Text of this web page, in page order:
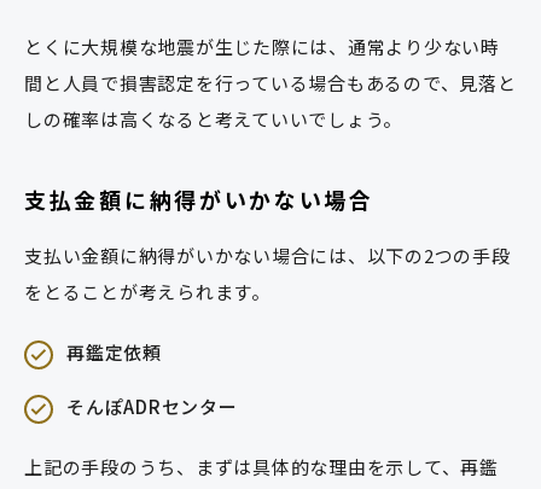
とくに大規模な地震が生じた際には、通常より少ない時
間と人員で損害認定を行っている場合もあるので、見落と
しの確率は高くなると考えていいでしょう。
支払金額に納得がいかない場合
支払い金額に納得がいかない場合には、以下の2つの手段
をとることが考えられます。
再鑑定依頼
そんぽADRセンター
上記の手段のうち、まずは具体的な理由を示して、再鑑